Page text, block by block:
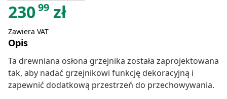
23099 zł
Zawiera VAT
Opis
Ta drewniana osłona grzejnika została zaprojektowana
tak, aby nadać grzejnikowi funkcję dekoracyjną i
zapewnić dodatkową przestrzeń do przechowywania.